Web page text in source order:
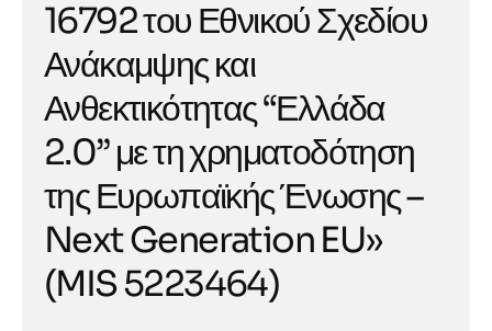
16792 του Εθνικού Σχεδίου
Ανάκαμψης και
Ανθεκτικότητας “Ελλάδα
2.0” με τη χρηματοδότηση
της Ευρωπαϊκής Ένωσης –
Next Generation EU»
(MIS 5223464)